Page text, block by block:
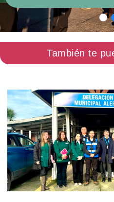
También te